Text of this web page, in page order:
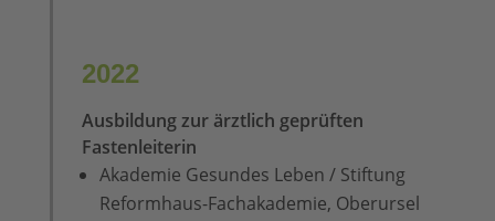
2022
Ausbildung zur ärztlich geprüften
Fastenleiterin
Akademie Gesundes Leben / Stiftung
Reformhaus-Fachakademie, Oberursel